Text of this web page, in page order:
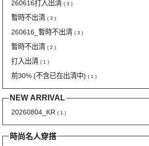
260616打入出清 ( 3 )
暫時不出清 ( 3 )
260616_暫時不出清 ( 3 )
暫時不出清 ( 2 )
打入出清 ( 1 )
前30% (不含已在出清中) ( 1 )
NEW ARRIVAL
20260804_KR ( 1 )
時尚名人穿搭